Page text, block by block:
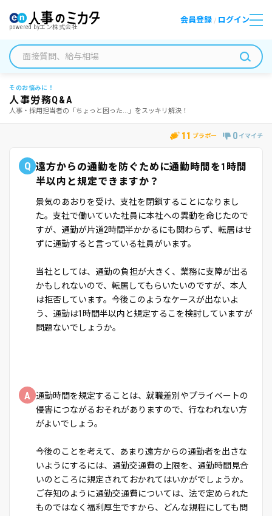
powered byエン株式会社
会員登録 / ログイン
そのお悩みに！
人事労務Q&A
人事・採用担当者の「ちょっと困った...」をスッキリ解決！
11 ブラボー 0 イマイチ
Q 遠方からの通勤を防ぐために通勤時間を1時間
半以内と規定できますか？
景気のあおりを受け、支社を閉鎖することになりまし
た。支社で働いていた社員に本社への異動を命じたので
すが、通勤が片道2時間半かかるにも関わらず、転居はせ
ずに通勤すると言っている社員がいます。
当社としては、通勤の負担が大きく、業務に支障が出る
かもしれないので、転居してもらいたいのですが、本人
は拒否しています。今後このようなケースが出ないよ
う、通勤は1時間半以内と規定するこを検討していますが
問題ないでしょうか。
A
通勤時間を規定することは、就職差別やプライベートの
侵害につながるおそれがありますので、行なわれない方
がよいでしょう。
今後のことを考えて、あまり遠方からの通勤者を出さな
いようにするには、通勤交通費の上限を、通勤時間見合
いのところに規定されておかれてはいかがでしょうか。
ご存知のように通勤交通費については、法で定められた
ものではなく福利厚生ですから、どんな規程にしても問